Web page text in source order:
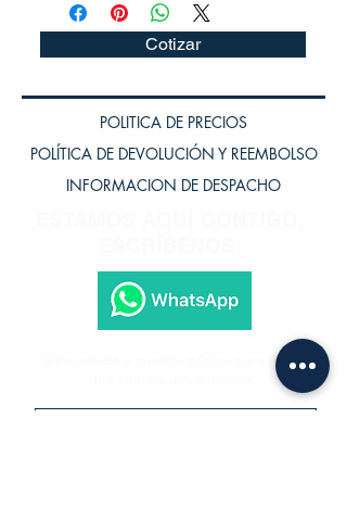
Cotizar
POLITICA DE PRECIOS
POLÍTICA DE DEVOLUCIÓN Y REEMBOLSO
INFORMACION DE DESPACHO
Subscríbete a nuestra página para recibir